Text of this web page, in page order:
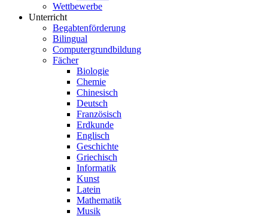
Wettbewerbe
Unterricht
Begabtenförderung
Bilingual
Computergrundbildung
Fächer
Biologie
Chemie
Chinesisch
Deutsch
Französisch
Erdkunde
Englisch
Geschichte
Griechisch
Informatik
Kunst
Latein
Mathematik
Musik